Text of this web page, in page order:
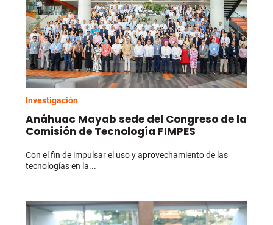
Investigación
Anáhuac Mayab sede del Congreso de la
Comisión de Tecnología FIMPES
Con el fin de impulsar el uso y aprovechamiento de las
tecnologías en la...